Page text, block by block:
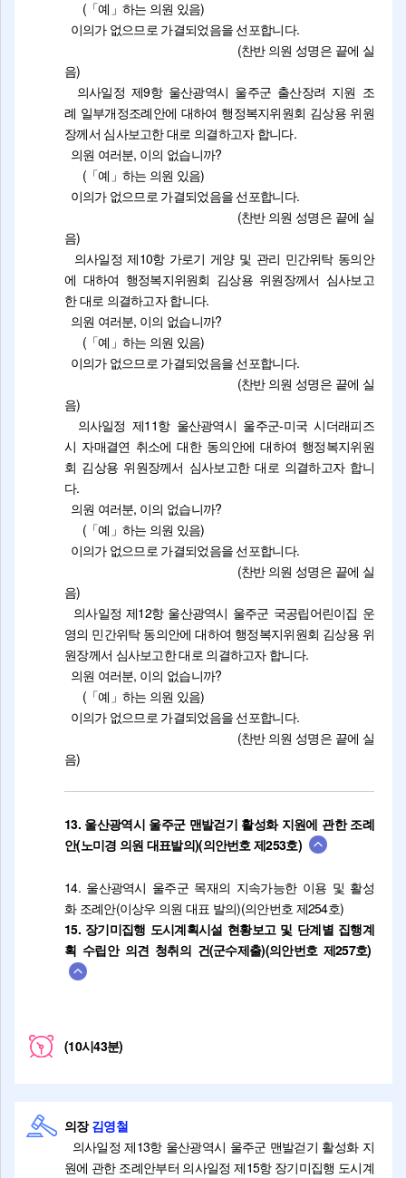
(「예」하는 의원 있음)
이의가 없으므로 가결되었음을 선포합니다.
(찬반 의원 성명은 끝에 실
음)
의사일정 제9항 울산광역시 울주군 출산장려 지원 조
례 일부개정조례안에 대하여 행정복지위원회 김상용 위원
장께서 심사보고한 대로 의결하고자 합니다.
의원 여러분, 이의 없습니까?
(「예」하는 의원 있음)
이의가 없으므로 가결되었음을 선포합니다.
(찬반 의원 성명은 끝에 실
음)
의사일정 제10항 가로기 게양 및 관리 민간위탁 동의안
에 대하여 행정복지위원회 김상용 위원장께서 심사보고
한 대로 의결하고자 합니다.
의원 여러분, 이의 없습니까?
(「예」하는 의원 있음)
이의가 없으므로 가결되었음을 선포합니다.
(찬반 의원 성명은 끝에 실
음)
의사일정 제11항 울산광역시 울주군-미국 시더래피즈
시 자매결연 취소에 대한 동의안에 대하여 행정복지위원
회 김상용 위원장께서 심사보고한 대로 의결하고자 합니
다.
의원 여러분, 이의 없습니까?
(「예」하는 의원 있음)
이의가 없으므로 가결되었음을 선포합니다.
(찬반 의원 성명은 끝에 실
음)
의사일정 제12항 울산광역시 울주군 국공립어린이집 운
영의 민간위탁 동의안에 대하여 행정복지위원회 김상용 위
원장께서 심사보고한 대로 의결하고자 합니다.
의원 여러분, 이의 없습니까?
(「예」하는 의원 있음)
이의가 없으므로 가결되었음을 선포합니다.
(찬반 의원 성명은 끝에 실
음)
13. 울산광역시 울주군 맨발걷기 활성화 지원에 관한 조례
안(노미경 의원 대표발의)(의안번호 제253호)
14. 울산광역시 울주군 목재의 지속가능한 이용 및 활성
화 조례안(이상우 의원 대표 발의)(의안번호 제254호)
15. 장기미집행 도시계획시설 현황보고 및 단계별 집행계
획 수립안 의견 청취의 건(군수제출)(의안번호 제257호)
(10시43분)
의장김영철
의사일정 제13항 울산광역시 울주군 맨발걷기 활성화 지
원에 관한 조례안부터 의사일정 제15항 장기미집행 도시계